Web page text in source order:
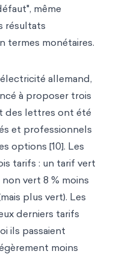
même
résultats
termes monétaires.
allemand,
à proposer trois
des lettres ont été
et professionnels
options [10]. Les
tarifs : un tarif vert
vert 8 % moins
plus vert). Les
derniers tarifs
ils passaient
moins